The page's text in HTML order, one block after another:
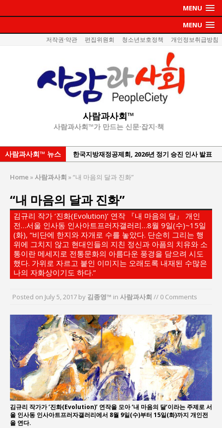
MENU
MENU
저작권·약관 편집위원회 청소년보호정책 개인정보취급방침
사람과사회™
사람과사회™가 만드는 신문·잡지·책
사람과사회™ 뉴스
한국지방재정공제회, 2026년 정기 승진 인사 발표
세미나 개최
서효석 충청향우회중앙회 총재 취임 논란 확산
지방의회 공약은 ‘빛 좋은 개살구’인가?
“7월 1일 의장 선출은 ‘위법’이다”
“엄마의 절박함과 ‘실무형 정치인’으로 생활정치 실
현”
김종대, “현대전, 강한 군대도 약해질 수 있다”
통일 지향 2국가론: 한반도 평화의 새로운 길
강산건설 박재윤 강제추행 사건, 무엇이 문제인가?
Home »사람과사회 »“내 마음의 달과 진화”
“내 마음의 달과 진화”
김규리 작가 ‘진화(Evolution)’ 연작 『내 마음의 달』 개인
전…서울 인사동 인사아트프러자갤러리…8월 9일(수)~15일
(화), “비단에 한지와 자개로 수를 놓았다. 단순히 그리는 행
위에 그치지 않고 현대인들의 지친 정신과 아픔의 치유와 소
통이란 메세지로 전통문화의 아름다운 풍경을 담으려 시도
했다. 가위로 자르고 붙인 이미지는 오래도록 내재된 수많은
나의 자화상이기도 하다.”
Posted on July 5, 2017 by 김종영™ in 사람과사회 // 0 Comments
김규리 작가가 ‘진화(Evolution)’ 연작을 모아 ‘내 마음의 달’이라는 주제로 서
울 인사동 인사아트프러자갤러리에서 8월 9일(수)부터 15일(화)까지 개인전
을 연다.